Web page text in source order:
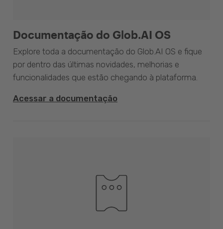
Documentação do Glob.AI OS
Explore toda a documentação do Glob.AI OS e fique
por dentro das últimas novidades, melhorias e
funcionalidades que estão chegando à plataforma.
Acessar a documentação